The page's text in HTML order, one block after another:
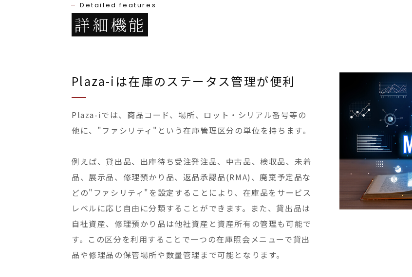
Detailed features
詳細機能
Plaza-iは在庫のステータス管理が便利
Plaza-iでは、商品コード、場所、ロット・シリアル番号等の
他に、"ファシリティ"という在庫管理区分の単位を持ちます。
例えば、貸出品、出庫待ち受注発注品、中古品、検収品、未着
品、展示品、修理預かり品、返品承認品(RMA)、廃棄予定品な
どの"ファシリティ"を設定することにより、在庫品をサービス
レベルに応じ自由に分類することができます。また、貸出品は
自社資産、修理預かり品は他社資産と資産所有の管理も可能で
す。この区分を利用することで一つの在庫照会メニューで貸出
品や修理品の保管場所や数量管理まで可能となります。